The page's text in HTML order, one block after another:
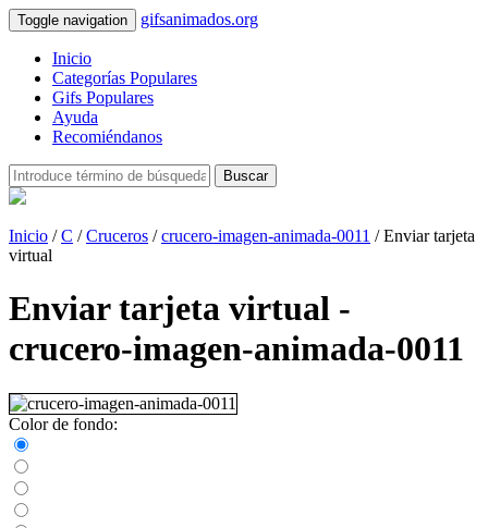
Toggle navigation gifsanimados.org
Inicio
Categorías Populares
Gifs Populares
Ayuda
Recomiéndanos
Buscar
Inicio /C /Cruceros /crucero-imagen-animada-0011 / Enviar tarjeta
virtual
Enviar tarjeta virtual -
crucero-imagen-animada-0011
Color de fondo: